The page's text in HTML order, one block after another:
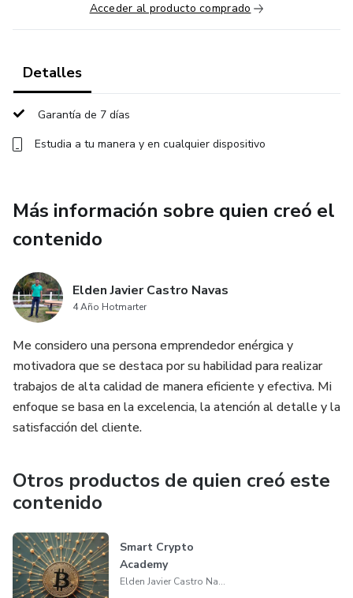
Acceder al producto comprado
Detalles
Garantía de 7 días
Estudia a tu manera y en cualquier dispositivo
Más información sobre quien creó el
contenido
Elden Javier Castro Navas
4 Año Hotmarter
Me considero una persona emprendedor enérgica y
motivadora que se destaca por su habilidad para realizar
trabajos de alta calidad de manera eficiente y efectiva. Mi
enfoque se basa en la excelencia, la atención al detalle y la
satisfacción del cliente.
Otros productos de quien creó este
contenido
Smart Crypto
Academy
Elden Javier Castro Navas